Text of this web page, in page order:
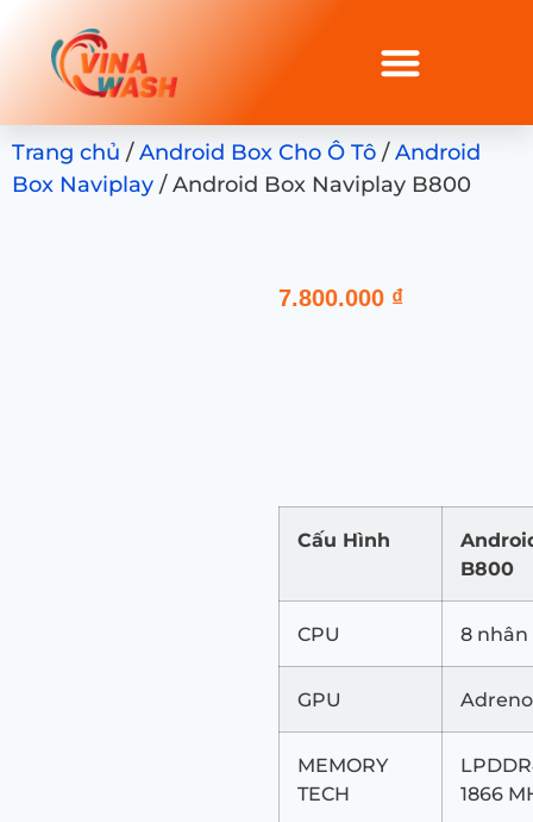
Trang chủ /Android Box Cho Ô Tô /Android
Box Naviplay / Android Box Naviplay B800
7.800.000 ₫
Cấu Hình
B800
CPU 8 nhân
GPU
MEMORY
TECH
1866